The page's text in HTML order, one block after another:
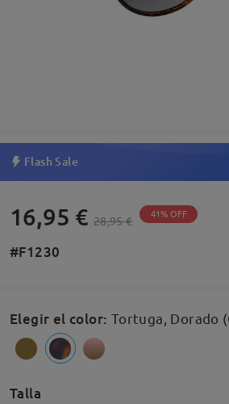
Flash Sale
16,95 € 28,95 € 41% OFF
#F1230
Elegir el color: Tortuga, Dorado
Talla